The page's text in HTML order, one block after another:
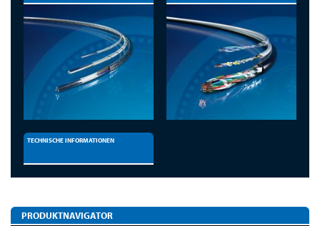
TECHNISCHE INFORMATIONEN
PRODUKTNAVIGATOR